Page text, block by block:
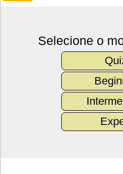
Selecione o